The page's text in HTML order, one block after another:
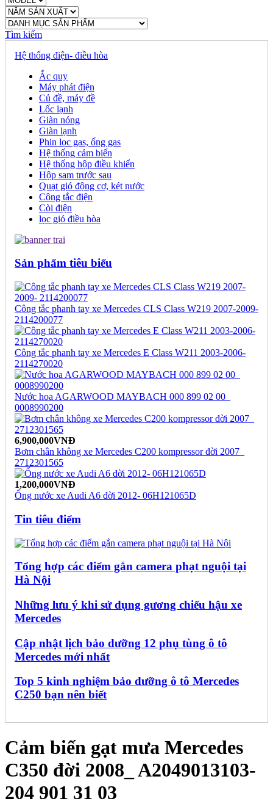
Tìm kiếm
Hệ thống điện- điều hòa
Ắc quy
Máy phát điện
Củ đề, máy đề
Lốc lạnh
Giàn nóng
Giàn lạnh
Phin lọc gas, ống gas
Hệ thống cảm biến
Hệ thống hộp điều khiển
Hộp sam trước sau
Quạt gió động cơ, két nước
Công tắc điện
Còi điện
lọc gió điều hòa
Sản phẩm tiêu biểu
Công tắc phanh tay xe Mercedes CLS Class W219 2007-2009-
2114200077
Công tắc phanh tay xe Mercedes E Class W211 2003-2006-
2114270020
Nước hoa AGARWOOD MAYBACH 000 899 02 00_
0008990200
6,900,000VNĐ
Bơm chân không xe Mercedes C200 kompressor đời 2007_
2712301565
1,200,000VNĐ
Ống nước xe Audi A6 đời 2012- 06H121065D
Tin tiêu điểm
Tổng hợp các điểm gắn camera phạt nguội tại
Hà Nội
Những lưu ý khi sử dụng gương chiếu hậu xe
Mercedes
Cập nhật lịch bảo dưỡng 12 phụ tùng ô tô
Mercedes mới nhất
Top 5 kinh nghiệm bảo dưỡng ô tô Mercedes
C250 bạn nên biết
Cảm biến gạt mưa Mercedes
C350 đời 2008_ A2049013103-
204 901 31 03